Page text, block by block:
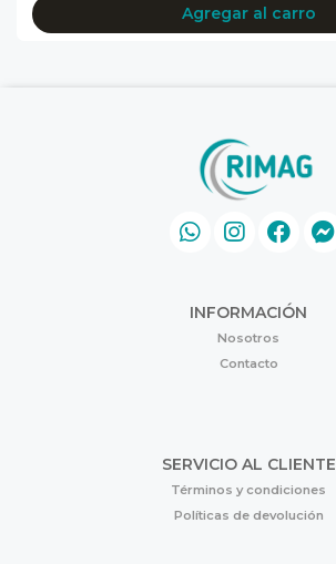
Agregar al carro
INFORMACIÓN
Nosotros
Contacto
SERVICIO AL CLIENTE
Términos y condiciones
Políticas de devolución